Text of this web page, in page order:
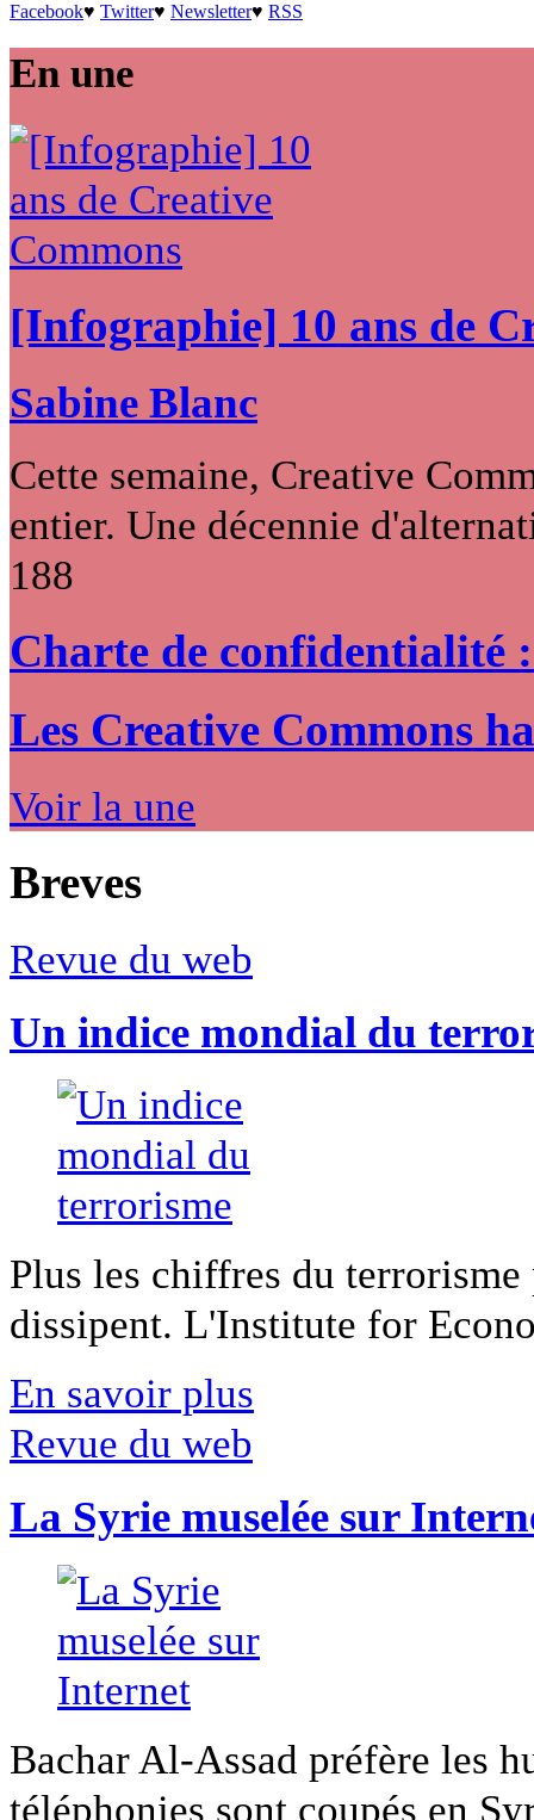
Facebook♥ Twitter♥ Newsletter♥ RSS
En une
[Infographie] 10 ans de
Sabine Blanc
Cette semaine, Creative
entier. Une décennie
188
Charte de confidentialité
Les Creative Commons
Voir la une
Breves
Revue du web
Un indice mondial du
Plus les chiffres du
dissipent. L'Institute for
En savoir plus
Revue du web
La Syrie muselée sur
Bachar Al-Assad préfère les
téléphonies sont coupés en